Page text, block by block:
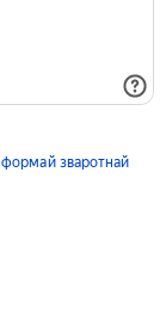
формай зваротнай